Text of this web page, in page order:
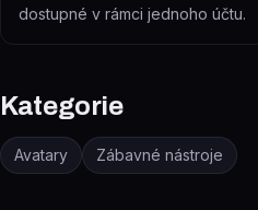
dostupné v rámci jednoho účtu.
Kategorie
Avatary Zábavné nástroje